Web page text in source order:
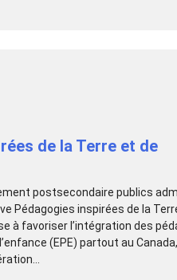
de la Terre et de
postsecondaire publics
Pédagogies inspirées de la
à favoriser l’intégration des
(EPE) partout au